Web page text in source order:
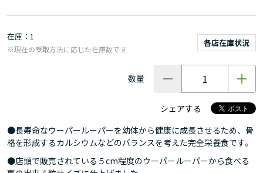
在庫 1
各店在庫状況
※現在の受取方法に応じた在庫数です
数量
シェアする
●長寿命なウーパールーパーを幼体から健康に成長させるため、骨
格を形成するカルシウムなどのバランスを考えた完全栄養食です。
●店頭で販売されている５cm程度のウーパールーパーから食べる